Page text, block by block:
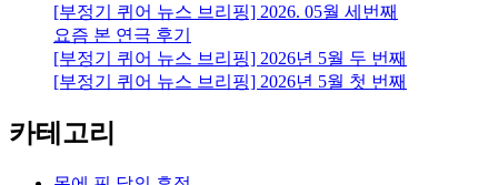
[부정기 퀴어 뉴스 브리핑] 2026. 05월 세번째
요즘 본 연극 후기
[부정기 퀴어 뉴스 브리핑] 2026년 5월 두 번째
[부정기 퀴어 뉴스 브리핑] 2026년 5월 첫 번째
카테고리